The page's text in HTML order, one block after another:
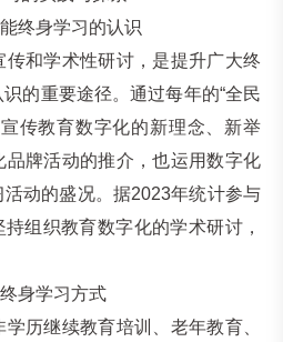
终身学习的认识
和学术性研讨，是提升广大终
的重要途径。通过每年的“全民
传教育数字化的新理念、新举
牌活动的推介，也运用数字化
动的盛况。据2023年统计参与
组织教育数字化的学术研讨，
身学习方式
历继续教育培训、老年教育、